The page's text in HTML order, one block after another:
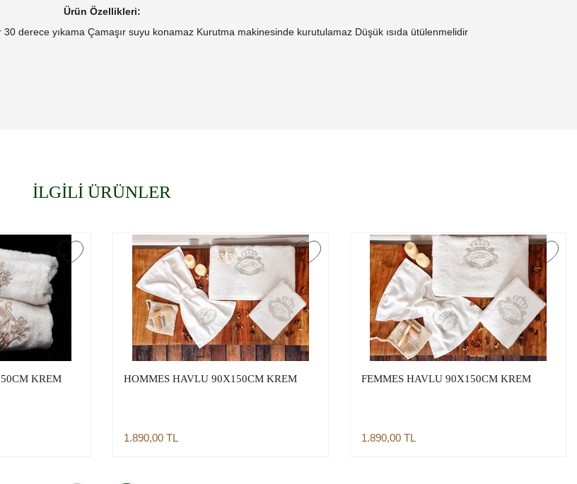
Ürün Özellikleri:
derece yıkama Çamaşır suyu konamaz Kurutma makinesinde kurutulamaz Düşük ısıda ütülenmelidir
İLGİLİ ÜRÜNLER
KREM HOMMES HAVLU 90X150CM KREM
1.890,00 TL
FEMMES HAVLU 90X150CM KREM
1.890,00 TL